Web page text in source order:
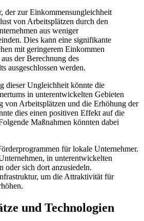
der zur Einkommensungleichheit
von Arbeitsplätzen durch den
aus weniger
Dies kann eine signifikante
mit geringerem Einkommen
der Berechnung des
ausgeschlossen werden.
dieser Ungleichheit könnte die
in unterentwickelten Gebieten
von Arbeitsplätzen und die Erhöhung der
dies einen positiven Effekt auf die
Maßnahmen könnten dabei
für lokale Unternehmer.
in unterentwickelten
oder sich dort anzusiedeln.
um die Attraktivität für
und Technologien